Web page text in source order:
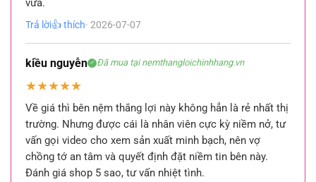
Trả lời👍 thích· 2026-07-07
kiều nguyễn ✓ Đã mua tại nemthangloichinhhang.vn
★★★★★
Về giá thì bên nệm thắng lợi này không hẳn là rẻ nhất thị
trường. Nhưng được cái là nhân viên cực kỳ niềm nở, tư
vấn gọi video cho xem sản xuất minh bạch, nên vợ
chồng tớ an tâm và quyết định đặt niềm tin bên này.
Đánh giá shop 5 sao, tư vấn nhiệt tình.